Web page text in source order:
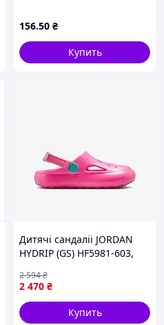
156.50 ₴
Купить
Дитячі сандаліі JORDAN
HYDRIP (GS) HF5981-603,
2 470 ₴
2 594₴
Купить